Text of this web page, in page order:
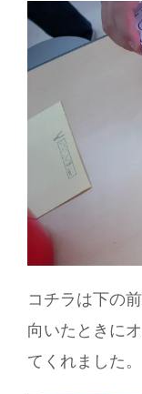
コチラは下の
向いたときに
てくれました。